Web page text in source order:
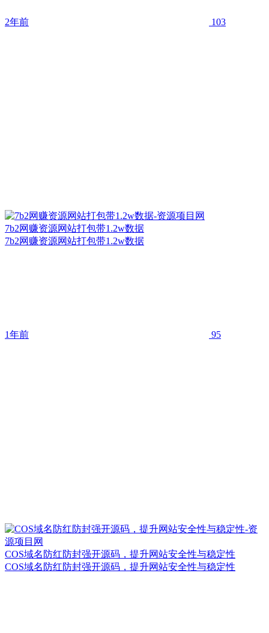
2年前 103
7b2网赚资源网站打包带1.2w数据
7b2网赚资源网站打包带1.2w数据
1年前 95
COS域名防红防封强开源码，提升网站安全性与稳定性
COS域名防红防封强开源码，提升网站安全性与稳定性